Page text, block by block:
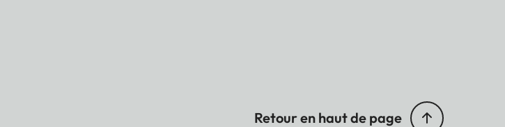
Retour en haut de page